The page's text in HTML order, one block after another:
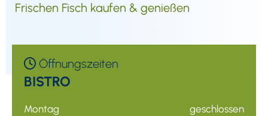
Frischen Fisch kaufen & genießen
 Öffnungszeiten
BISTRO
Montag
geschlossen